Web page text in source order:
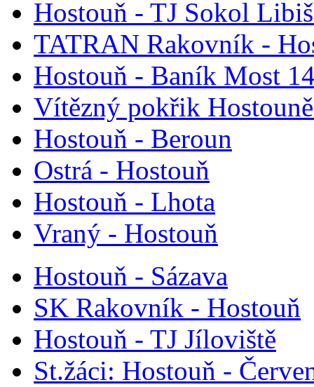
Hostouň - TJ Sokol
TATRAN Rakovník -
Hostouň - Baník Most
Vítězný pokřik
Hostouň - Beroun
Ostrá - Hostouň
Hostouň - Lhota
Vraný - Hostouň
Hostouň - Sázava
SK Rakovník - Hostouň
Hostouň - TJ Jíloviště
St.žáci: Hostouň -